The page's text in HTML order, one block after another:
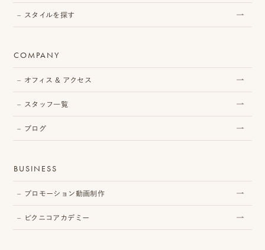
スタイルを探す
COMPANY
オフィス & アクセス
スタッフ一覧
ブログ
BUSINESS
プロモーション動画制作
ピクニコアカデミー